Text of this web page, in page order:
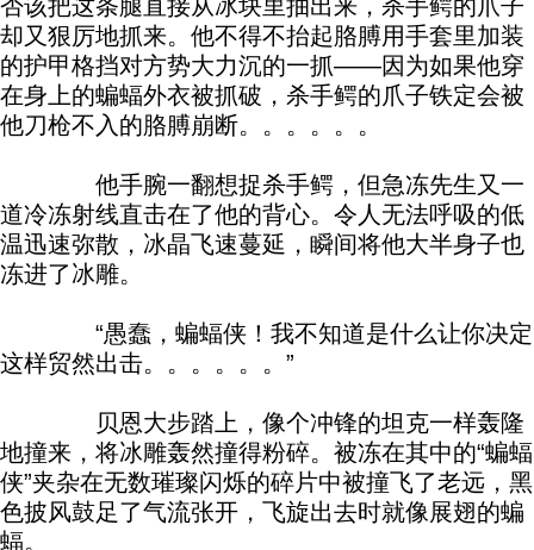
否该把这条腿直接从冰块里抽出来，杀手鳄的爪子
却又狠厉地抓来。他不得不抬起胳膊用手套里加装
的护甲格挡对方势大力沉的一抓——因为如果他穿
在身上的蝙蝠外衣被抓破，杀手鳄的爪子铁定会被
他刀枪不入的胳膊崩断。。。。。。
他手腕一翻想捉杀手鳄，但急冻先生又一
道冷冻射线直击在了他的背心。令人无法呼吸的低
温迅速弥散，冰晶飞速蔓延，瞬间将他大半身子也
冻进了冰雕。
“愚蠢，蝙蝠侠！我不知道是什么让你决定
这样贸然出击。。。。。。”
贝恩大步踏上，像个冲锋的坦克一样轰隆
地撞来，将冰雕轰然撞得粉碎。被冻在其中的“蝙蝠
侠”夹杂在无数璀璨闪烁的碎片中被撞飞了老远，黑
色披风鼓足了气流张开，飞旋出去时就像展翅的蝙
蝠。